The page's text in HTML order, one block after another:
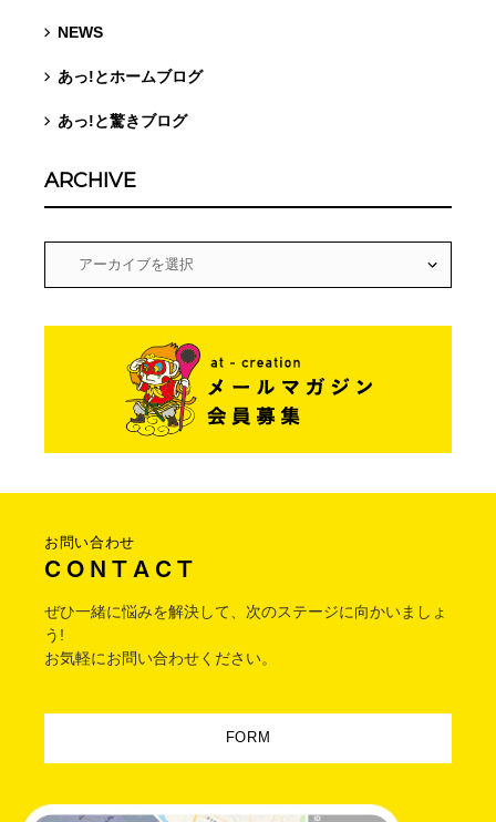
NEWS
あっ!とホームブログ
あっ!と驚きブログ
ARCHIVE
お問い合わせ
C O N T A C T
ぜひ一緒に悩みを解決して、次のステージに向かいましょ
う!
お気軽にお問い合わせください。
FORM